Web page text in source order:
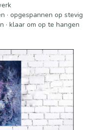
· opgespannen op stevig
· klaar om op te hangen